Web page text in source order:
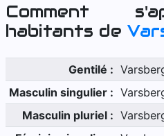
Comment
habitants de
Gentilé :
Masculin singulier :
Masculin pluriel :